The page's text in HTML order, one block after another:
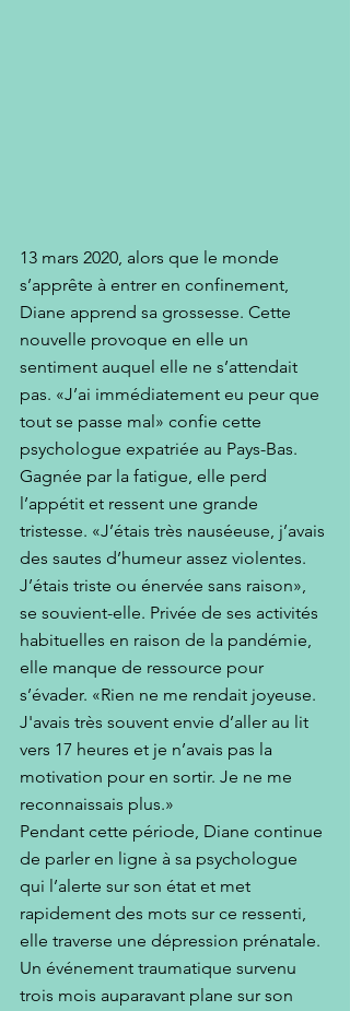
13 mars 2020, alors que le monde
s’apprête à entrer en confinement,
Diane apprend sa grossesse. Cette
nouvelle provoque en elle un
sentiment auquel elle ne s’attendait
pas. «J’ai immédiatement eu peur que
tout se passe mal» confie cette
psychologue expatriée au Pays-Bas.
Gagnée par la fatigue, elle perd
l’appétit et ressent une grande
tristesse. «J’étais très nauséeuse, j’avais
des sautes d’humeur assez violentes.
J’étais triste ou énervée sans raison»,
se souvient-elle. Privée de ses activités
habituelles en raison de la pandémie,
elle manque de ressource pour
s’évader. «Rien ne me rendait joyeuse.
J'avais très souvent envie d’aller au lit
vers 17 heures et je n’avais pas la
motivation pour en sortir. Je ne me
reconnaissais plus.»
Pendant cette période, Diane continue
de parler en ligne à sa psychologue
qui l’alerte sur son état et met
rapidement des mots sur ce ressenti,
elle traverse une dépression prénatale.
Un événement traumatique survenu
trois mois auparavant plane sur son